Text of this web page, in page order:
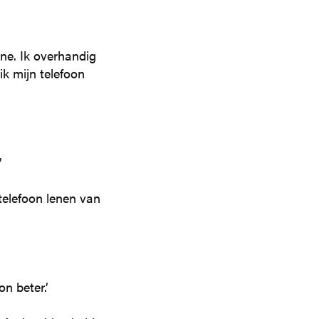
Ik overhandig
mijn telefoon
lenen van
beter.’